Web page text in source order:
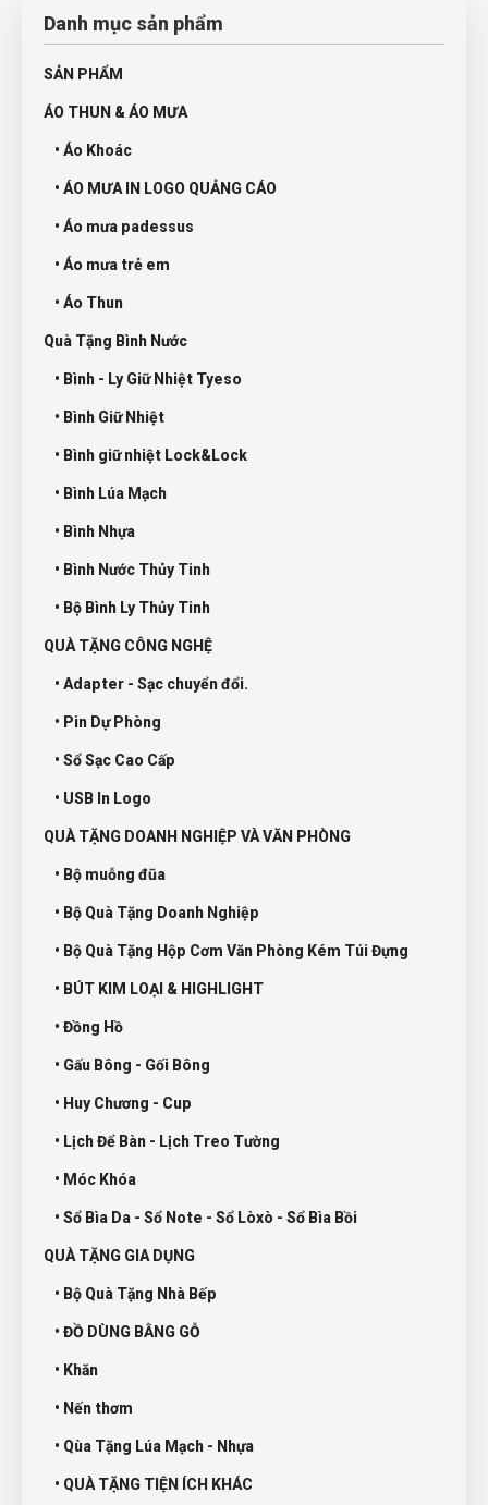
Danh mục sản phẩm
SẢN PHẨM
ÁO THUN & ÁO MƯA
• Áo Khoác
• ÁO MƯA IN LOGO QUẢNG CÁO
• Áo mưa padessus
• Áo mưa trẻ em
• Áo Thun
Quà Tặng Bình Nước
• Bình - Ly Giữ Nhiệt Tyeso
• Bình Giữ Nhiệt
• Bình giữ nhiệt Lock&Lock
• Bình Lúa Mạch
• Bình Nhựa
• Bình Nước Thủy Tinh
• Bộ Bình Ly Thủy Tinh
QUÀ TẶNG CÔNG NGHỆ
• Adapter - Sạc chuyển đổi.
• Pin Dự Phòng
• Sổ Sạc Cao Cấp
• USB In Logo
QUÀ TẶNG DOANH NGHIỆP VÀ VĂN PHÒNG
• Bộ muỗng đũa
• Bộ Quà Tặng Doanh Nghiệp
• Bộ Quà Tặng Hộp Cơm Văn Phòng Kém Túi Đựng
• BÚT KIM LOẠI & HIGHLIGHT
• Đồng Hồ
• Gấu Bông - Gối Bông
• Huy Chương - Cup
• Lịch Để Bàn - Lịch Treo Tường
• Móc Khóa
• Sổ Bìa Da - Sổ Note - Sổ Lòxò - Sổ Bìa Bồi
QUÀ TẶNG GIA DỤNG
• Bộ Quà Tặng Nhà Bếp
• ĐỒ DÙNG BẰNG GỖ
• Khăn
• Nến thơm
• Qùa Tặng Lúa Mạch - Nhựa
• QUÀ TẶNG TIỆN ÍCH KHÁC